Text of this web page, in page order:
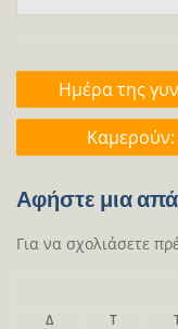
Πλοήγηση
άρθρων
Ημέρα της
Καμερούν:
Αφήστε μια
Για να σχολιάσετε
Δ Τ